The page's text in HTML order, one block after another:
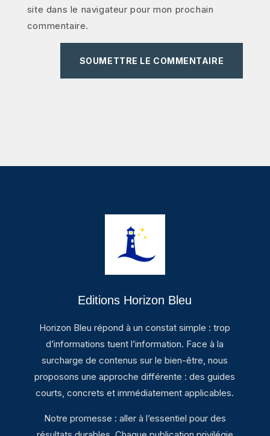
site dans le navigateur pour mon prochain
commentaire.
SOUMETTRE LE COMMENTAIRE
Editions Horizon Bleu
Horizon Bleu répond à un constat simple : trop
d’informations tuent l’information. Face à la
surcharge de contenus sur le bien-être, nous
proposons une approche différente : des guides
courts, concrets et immédiatement applicables.
Notre promesse : aller à l’essentiel pour des